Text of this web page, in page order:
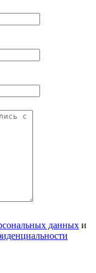
данных и